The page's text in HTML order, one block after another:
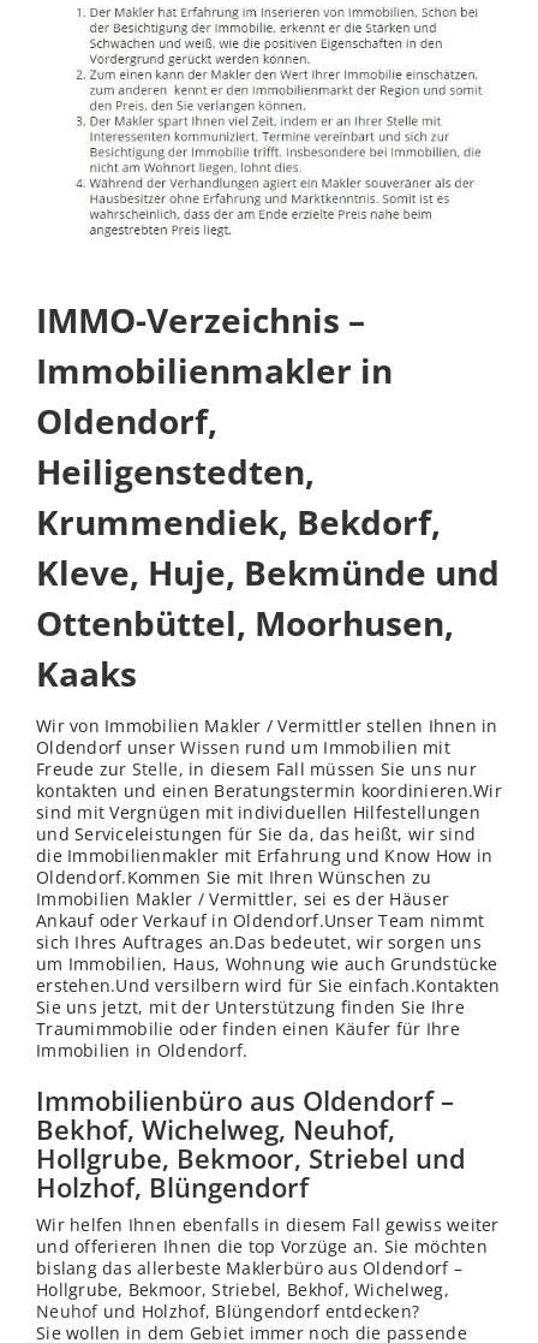
IMMO-Verzeichnis –
Immobilienmakler in
Oldendorf,
Heiligenstedten,
Krummendiek, Bekdorf,
Kleve, Huje, Bekmünde und
Ottenbüttel, Moorhusen,
Kaaks
Wir von Immobilien Makler / Vermittler stellen Ihnen in
Oldendorf unserWissen rund um Immobilien mit
Freude zur Stelle, in diesem Fall müssen Sie uns nur
kontakten und einen Beratungstermin koordinieren.Wir
sind mit Vergnügen mit individuellen Hilfestellungen
und Serviceleistungen für Sie da, das heißt, wir sind
die Immobilienmakler mit Erfahrung und Know How in
Oldendorf.Kommen Sie mit Ihren Wünschen zu
Immobilien Makler / Vermittler, sei es der Häuser
Ankauf oder Verkauf in Oldendorf.Unser Team nimmt
sich Ihres Auftrages an.Das bedeutet, wir sorgen uns
um Immobilien, Haus, Wohnung wie auch Grundstücke
erstehen.Und versilbern wird für Sie einfach.Kontakten
Sie uns jetzt, mit der Unterstützung finden Sie Ihre
Traumimmobilie oder finden einen Käufer für Ihre
Immobilien in Oldendorf.
Immobilienbüro aus Oldendorf –
Bekhof, Wichelweg, Neuhof,
Hollgrube, Bekmoor, Striebel und
Holzhof, Blüngendorf
Wir helfen Ihnen ebenfalls in diesem Fall gewiss weiter
und offerieren Ihnen die top Vorzüge an. Sie möchten
bislang das allerbeste Maklerbüro aus Oldendorf –
Hollgrube, Bekmoor, Striebel, Bekhof, Wichelweg,
Neuhofund Holzhof, Blüngendorf entdecken?
Sie wollen in dem Gebiet immer noch die passende